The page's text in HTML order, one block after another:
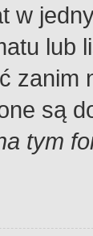
w
lub
są
tym